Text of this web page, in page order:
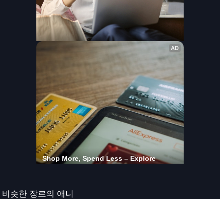
비슷한 장르의 애니